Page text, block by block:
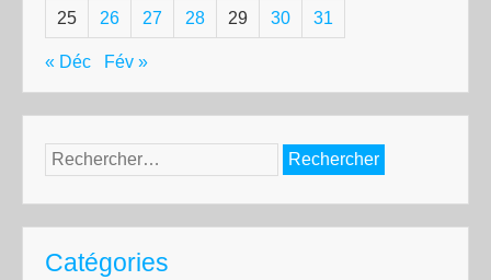
25 26 27 28 29 30 31
« Déc Fév »
Rechercher :
Catégories